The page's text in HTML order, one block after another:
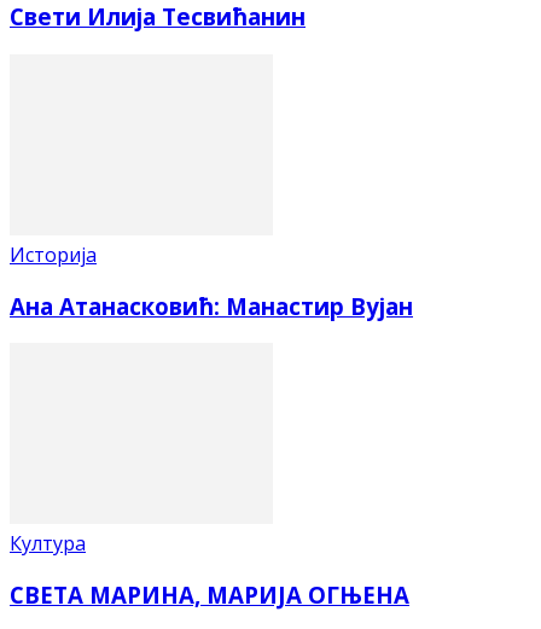
Свети Илија Тесвићанин
Историја
Ана Атанасковић: Манастир Вујан
Култура
СВЕТА МАРИНА, МАРИЈА ОГЊЕНА